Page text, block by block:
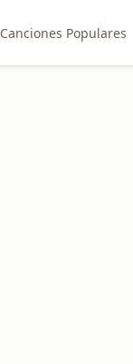
Canciones Populares